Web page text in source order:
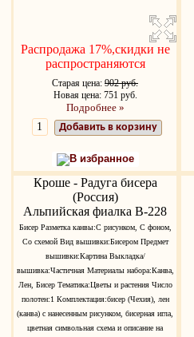
Распродажа 17%,скидки не
распространяются
Старая цена: 902 руб.
Новая цена: 751 руб.
Подробнее »
Добавить в корзину
В избранное
Кроше - Радуга бисера
(Россия)
Альпийская фиалка В-228
Бисер Разметка канвы:С рисунком, С фоном,
Со схемой Вид вышивки:Бисером Предмет
вышивки:Картина Выкладка/
вышивка:Частичная Материалы набора:Канва,
Лен, Бисер Тематика:Цветы и растения Число
полотен:1 Комплектация:бисер (Чехия), лен
(канва) с нанесенным рисунком, бисерная игла,
цветная символьная схема и описание на